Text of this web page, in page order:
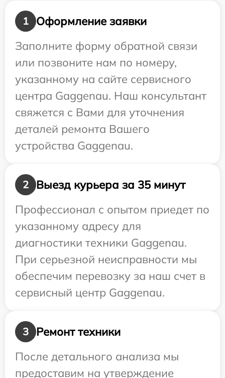
1
Оформление заявки
Заполните форму обратной связи
или позвоните нам по номеру,
указанному на сайте сервисного
центра Gaggenau. Наш консультант
свяжется с Вами для уточнения
деталей ремонта Вашего
устройства Gaggenau.
2
Выезд курьера за 35 минут
Профессионал с опытом приедет по
указанному адресу для
диагностики техники Gaggenau.
При серьезной неисправности мы
обеспечим перевозку за наш счет в
сервисный центр Gaggenau.
3
Ремонт техники
После детального анализа мы
предоставим на утверждение